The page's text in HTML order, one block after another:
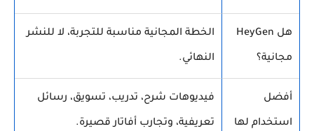
هل HeyGen
مجانية؟
الخطة المجانية مناسبة للتجربة، لا للنشر
النهائي.
أفضل
استخدام لها
فيديوهات شرح، تدريب، تسويق، رسائل
تعريفية، وتجارب أفاتار قصيرة.